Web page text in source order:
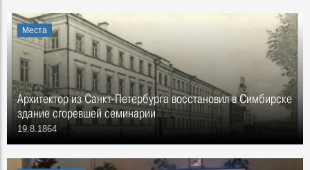
Места
Архитектор из Санкт-Петербурга восстановил в Симбирске
здание сгоревшей семинарии
19.8.1864